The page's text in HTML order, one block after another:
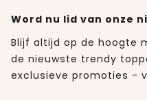
Word nu lid van onze
Blijf altijd op de hoogte
de nieuwste trendy
exclusieve promoties -